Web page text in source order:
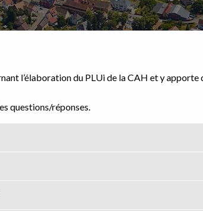
l’élaboration du PLUi de la CAH et y apporte
questions/réponses.